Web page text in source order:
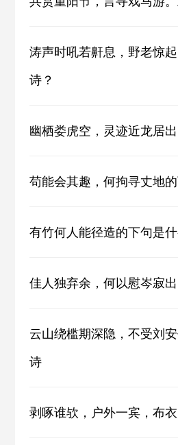
涛声时吼若鼾息，野老惊
诗？
幽栖娄虎空，灵迹近龙居
苟能会其趣，何拘寻丈地
有竹何人能径造的下句是什
佳人独弃余，何以慰岑寂
云山绕槛期深隐，不受刘
诗
剥啄谁欤，户外一宾，布